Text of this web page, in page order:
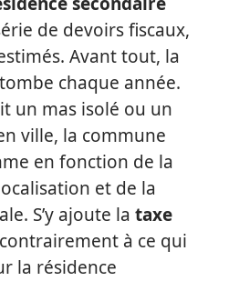
de devoirs fiscaux,
Avant tout, la
tombe chaque année.
un mas isolé ou un
ville, la commune
en fonction de la
et de la
S’y ajoute la taxe
à ce qui
la résidence